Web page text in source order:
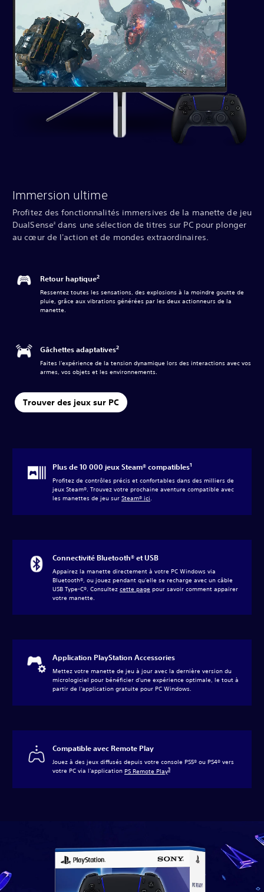
Immersion ultime
Profitez des fonctionnalités immersives de la manette de jeu
DualSense2
dans une sélection de titres sur PC pour plonger
au cœur de l'action et de mondes extraordinaires.
Retour haptique2
Ressentez toutes les sensations, des explosions à la moindre goutte de
pluie, grâce aux vibrations générées par les deux actionneurs de la
manette.
Gâchettes adaptatives2
Faites l'expérience de la tension dynamique lors des interactions avec vos
armes, vos objets et les environnements.
Trouver des jeux sur PC
Plus de 10 000 jeux Steam® compatibles1
Profitez de contrôles précis et confortables dans des milliers de
jeux Steam®. Trouvez votre prochaine aventure compatible avec
les manettes de jeu sur Steam® ici.
Connectivité Bluetooth® et USB
Appairez la manette directement à votre PC Windows via
Bluetooth®, ou jouez pendant qu'elle se recharge avec un câble
USB Type-C®. Consultez cette page pour savoir comment appairer
votre manette.
Application PlayStation Accessories
Mettez votre manette de jeu à jour avec la dernière version du
micrologiciel pour bénéficier d'une expérience optimale, le tout à
partir de l'application gratuite pour PC Windows.
Compatible avec Remote Play
Jouez à des jeux diffusés depuis votre console PS5® ou PS4® vers
votre PC via l'application PS Remote Play3